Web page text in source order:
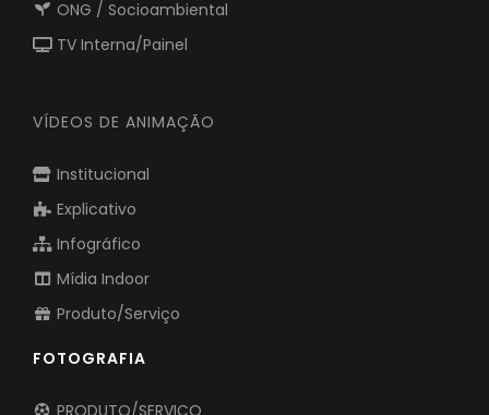
Drone
ONG / Socioambiental
Institucional
Explicativo
Infográfico
Mídia Indoor
Produto/Serviço
FOTOGRAFIA